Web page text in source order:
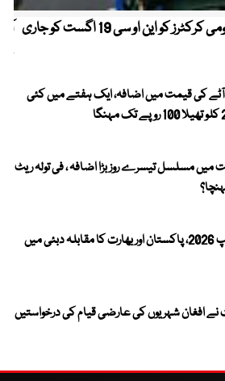
کیریبین پریمیئر لیگ ، قومی کرکٹرز کو این او سی 19 اگست کو جاری
کی قیمت میں اضافہ، ایک ہفتے میں کئی
مسلسل تیسرے روز بڑا اضافہ ، فی تولہ ریٹ
ویمنز ایشیا کپ 2026، پاکستان اور بھارت کا مقابلہ دبئی میں
نے افغان شہریوں کی عارضی قیام کی درخواستیں